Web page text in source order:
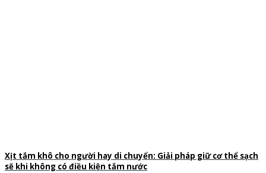
Xịt tắm khô cho người hay di chuyển: Giải pháp giữ cơ thể sạch
sẽ khi không có điều kiện tắm nước